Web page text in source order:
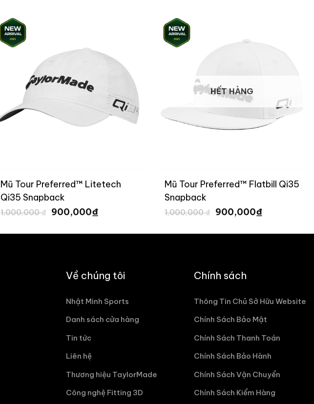
Mũ Tour Preferred™ Litetech
Qi35 Snapback
1,000,000₫ Giá
gốc
1,000,000 ₫.
900,000₫
là:
HẾT HÀNG
Mũ Tour Preferred™ Flatbill Qi35
Snapback
1,000,000₫ Giá
gốc
1,000,000 ₫.
900,000₫
là:
Về chúng tôi
Nhật Minh Sports
Danh sách cửa hàng
Tin tức
Liên hệ
Thương hiệu TaylorMade
Công nghệ Fitting 3D
Chính sách
Thông Tin Chủ Sở Hữu Website
Chính Sách Bảo Mật
Chính Sách Thanh Toán
Chính Sách Bảo Hành
Chính Sách Vận Chuyển
Chính Sách Kiểm Hàng